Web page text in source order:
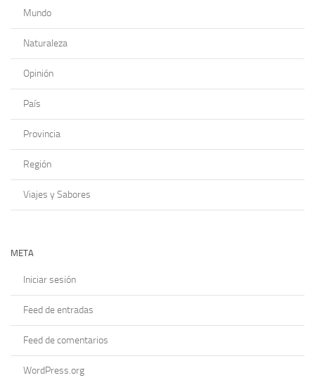
Mundo
Naturaleza
Opinión
País
Provincia
Región
Viajes y Sabores
META
Iniciar sesión
Feed de entradas
Feed de comentarios
WordPress.org